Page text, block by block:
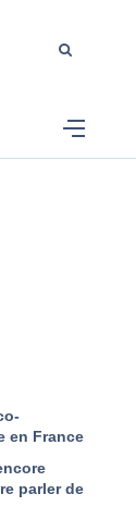
en France
parler de